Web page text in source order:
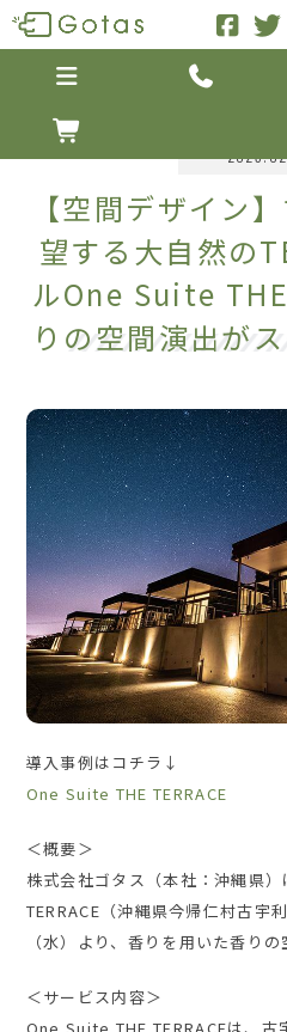
 

【空間デザイン
望する大自然の
ルOne Suite
りの空間演出が
導入事例はコチラ↓
One Suite THE TERRACE
＜概要＞
株式会社ゴタス（本社：沖縄県
TERRACE（沖縄県今帰仁村古宇
（水）より、香りを用いた香り
＜サービス内容＞